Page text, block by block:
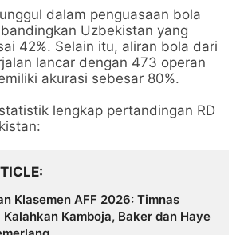
dalam penguasaan bola
Uzbekistan yang
42%. Selain itu, aliran bola dari
lancar dengan 473 operan
akurasi sebesar 80%.
lengkap pertandingan RD
Klasemen AFF 2026: Timnas
Kalahkan Kamboja, Baker dan Haye